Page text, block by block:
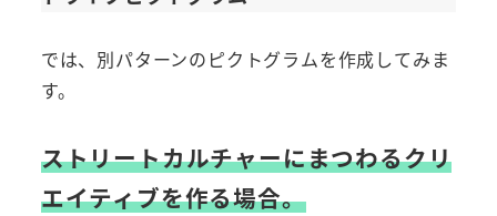
では、別パターンのピクトグラムを作成してみま
す。
ストリートカルチャーにまつわるクリ
エイティブを作る場合。